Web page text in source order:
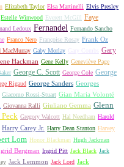
Elizabeth Taylor Elsa Martinelli Elvis Presley
Estelle Winwood Everett McGill Faye
Ledoux Fernandel Fernando Sancho
Franco Nero Françoise Rosay Frank Oz
MacMurray Gaby Morlay
Gary
Hackman Gene Kelly Geneviève Page
George C. Scott George Cole George
Rigaud George Sanders Georges
Giacomo Rossi-Stuart Gian Maria Volonté
Giovanna Ralli Giuliano Gemma Glenn
Gregory Walcott Hal Needham Harold
Harry Carey Jr. Harry Dean Stanton Harvey
Lom Honor Blackman Hugh Jackman
Bergman Ingrid Pitt Jack Black Jack
Jack Lemmon Jack Lord Jack